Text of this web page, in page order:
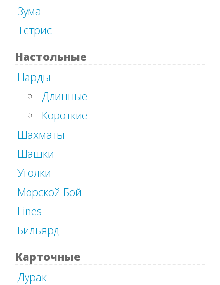
Зума
Тетрис
Настольные
Нарды
Длинные
Короткие
Шахматы
Шашки
Уголки
Морской Бой
Lines
Бильярд
Карточные
Дурак